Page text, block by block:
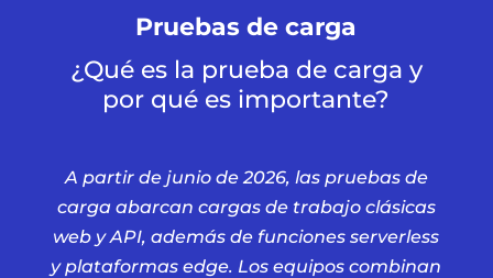
Pruebas de carga
¿Qué es la prueba de carga y
por qué es importante?
A partir de junio de 2026, las pruebas de
carga abarcan cargas de trabajo clásicas
web y API, además de funciones serverless
y plataformas edge. Los equipos combinan